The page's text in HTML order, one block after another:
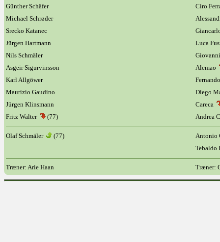
Günther Schäfer
Ciro
Michael Schrøder
Srecko Katanec
Jürgen Hartmann
Luca
Nils Schmäler
Asgeir Sigurvinsson
Alemao
Karl Allgöwer
Maurizio Gaudino
Diego
Jürgen Klinsmann
Careca
Fritz Walter
(77) Andrea
Olaf Schmäler (77)
Antonio
Træner: Arie Haan Træner: